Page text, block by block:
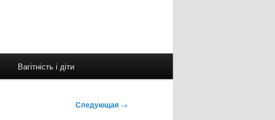
Вагітність і діти
Следующая →